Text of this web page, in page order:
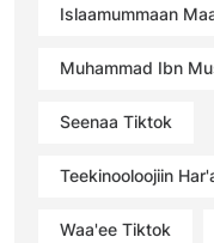
Islaamummaan
Muhammad Ibn
Seenaa Tiktok
Teekinooloojiin
Waa'ee Tiktok